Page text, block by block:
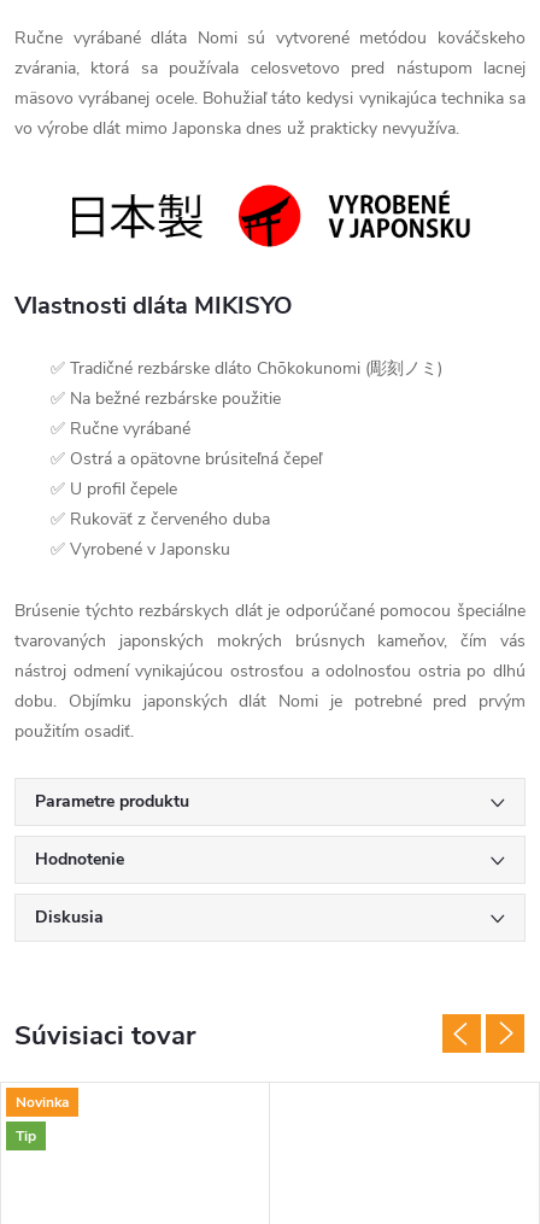
Ručne vyrábané dláta Nomi sú vytvorené metódou kováčskeho
zvárania, ktorá sa používala celosvetovo pred nástupom lacnej
mäsovo vyrábanej ocele. Bohužiaľ táto kedysi vynikajúca technika sa
vo výrobe dlát mimo Japonska dnes už prakticky nevyužíva.
Vlastnosti dláta MIKISYO
✅ Tradičné rezbárske dláto Chōkokunomi (彫刻ノミ)
✅ Na bežné rezbárske použitie
✅ Ručne vyrábané
✅ Ostrá a opätovne brúsiteľná čepeľ
✅ U profil čepele
✅ Rukoväť z červeného duba
✅ Vyrobené v Japonsku
Brúsenie týchto rezbárskych dlát je odporúčané pomocou špeciálne
tvarovaných japonských mokrých brúsnych kameňov, čím vás
nástroj odmení vynikajúcou ostrosťou a odolnosťou ostria po dlhú
dobu. Objímku japonských dlát Nomi je potrebné pred prvým
použitím osadiť.
Parametre produktu
Hodnotenie
Diskusia
Súvisiaci tovar
Novinka
Tip